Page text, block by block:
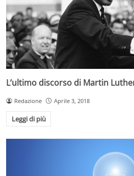
L’ultimo discorso di Martin
Redazione Aprile 3, 2018
Leggi di più